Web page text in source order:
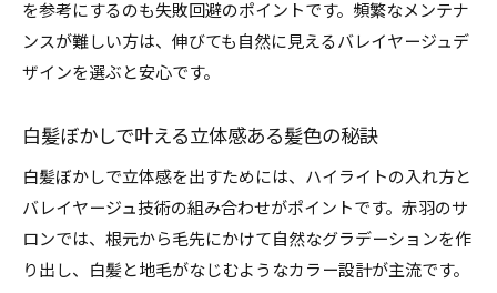
を参考にするのも失敗回避のポイントです。頻繁なメンテナ
ンスが難しい方は、伸びても自然に見えるバレイヤージュデ
ザインを選ぶと安心です。
白髪ぼかしで叶える立体感ある髪色の秘訣
白髪ぼかしで立体感を出すためには、ハイライトの入れ方と
バレイヤージュ技術の組み合わせがポイントです。赤羽のサ
ロンでは、根元から毛先にかけて自然なグラデーションを作
り出し、白髪と地毛がなじむようなカラー設計が主流です。